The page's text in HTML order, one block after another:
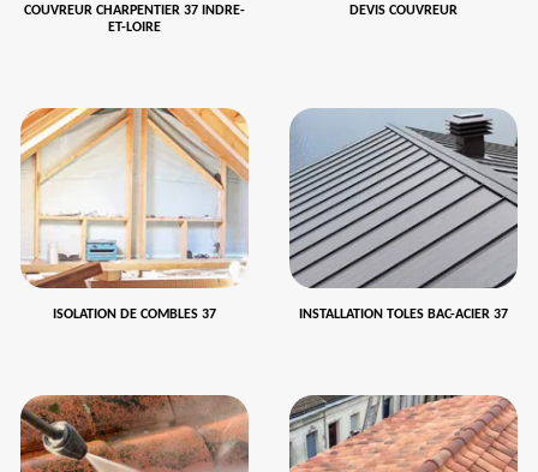
COUVREUR CHARPENTIER 37 INDRE-
ET-LOIRE
DEVIS COUVREUR
ISOLATION DE COMBLES 37 INSTALLATION TOLES BAC-ACIER 37